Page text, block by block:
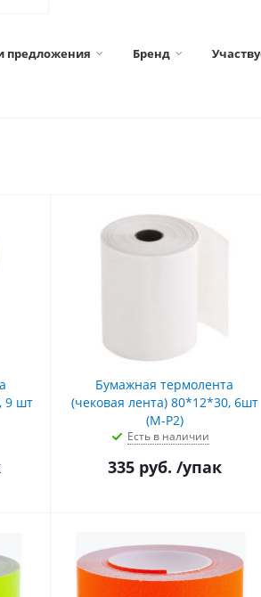
предложения Бренд
9 шт
Бумажная термолента
(чековая лента) 80*12*30, 6шт
(M-P2)
Есть в наличии
335руб. /упак